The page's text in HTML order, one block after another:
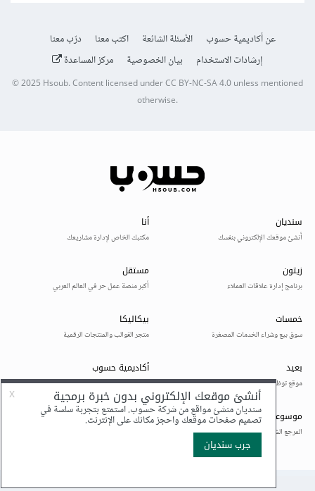
عن أكاديمية حسوب الأسئلة الشائعة اكتب معنا
درّب معنا
إرشادات الاستخدام
بيان الخصوصية مركز المساعدة
© 2025Hsoub.Content licensed underCC BY-NC-SA 4.0unless mentioned
otherwise.